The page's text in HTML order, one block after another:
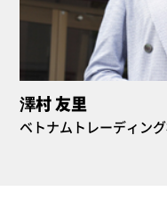
澤村 友里
ベトナムトレーディン